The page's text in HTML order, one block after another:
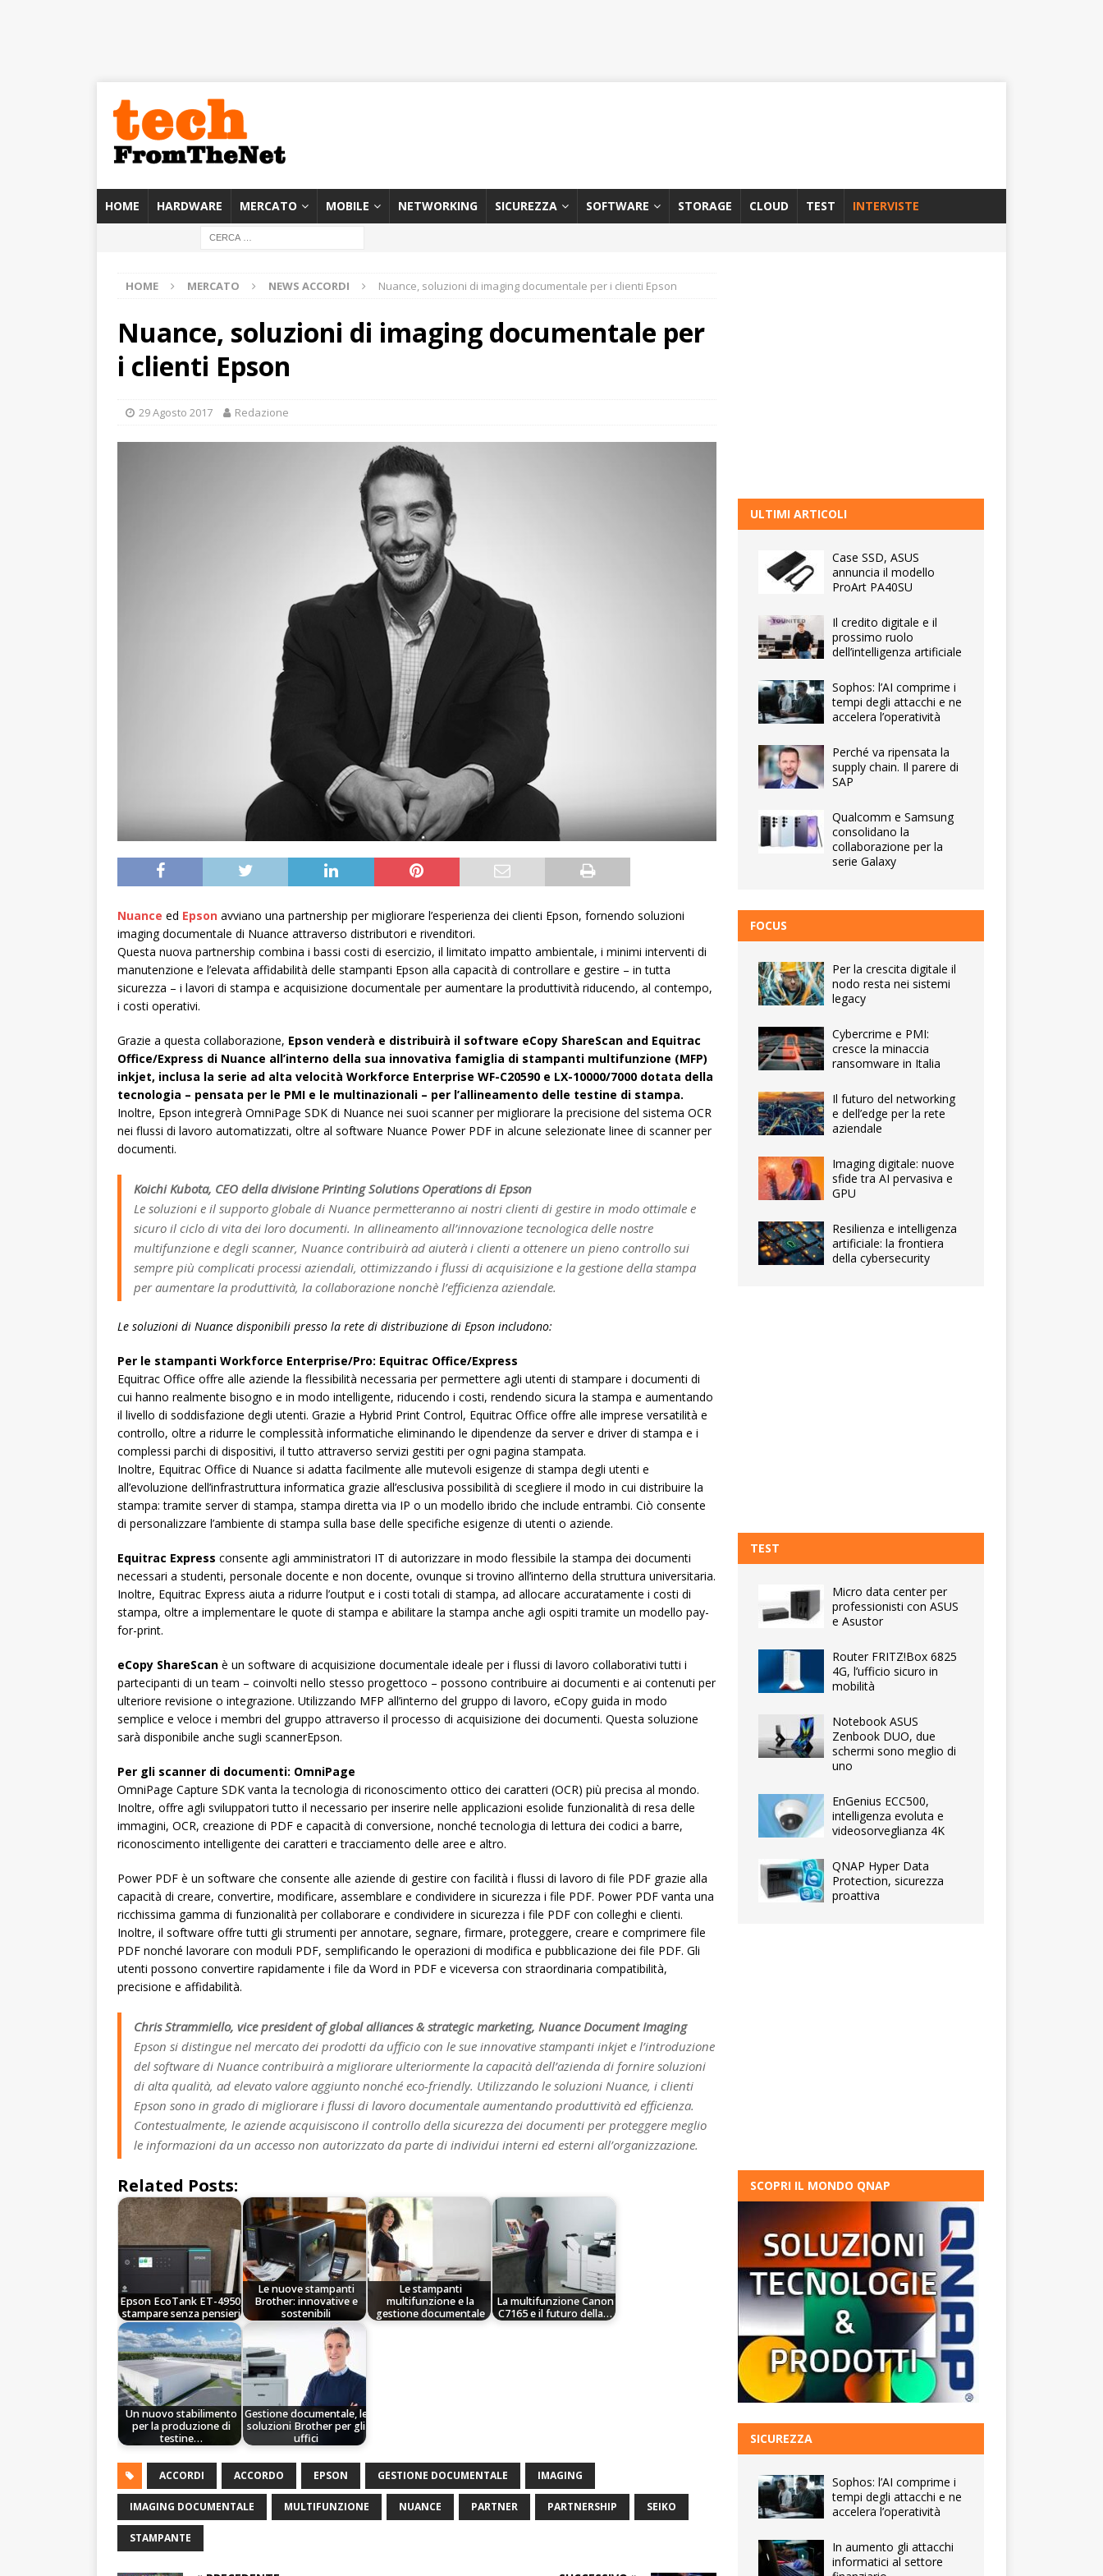
HOME HARDWARE MERCATO MOBILE NETWORKING SICUREZZA SOFTWARE STORAGE CLOUD TEST INTERVISTE
HOME MERCATO NEWS ACCORDI Nuance, soluzioni di imaging documentale per i clienti Epson
Nuance, soluzioni di imaging documentale per
i clienti Epson
29 Agosto 2017 Redazione
Nuance ed Epson avviano una partnership per migliorare l’esperienza dei clienti Epson, fornendo soluzioni
imaging documentale di Nuance attraverso distributori e rivenditori.
Questa nuova partnership combina i bassi costi di esercizio, il limitato impatto ambientale, i minimi interventi di
manutenzione e l’elevata affidabilità delle stampanti Epson alla capacità di controllare e gestire – in tutta
sicurezza – i lavori di stampa e acquisizione documentale per aumentare la produttività riducendo, al contempo,
i costi operativi.
Grazie a questa collaborazione, Epson venderà e distribuirà il software eCopy ShareScan and Equitrac
Office/Express di Nuance all’interno della sua innovativa famiglia di stampanti multifunzione (MFP)
inkjet, inclusa la serie ad alta velocità Workforce Enterprise WF-C20590 e LX-10000/7000 dotata della
tecnologia – pensata per le PMI e le multinazionali – per l’allineamento delle testine di stampa.
Inoltre, Epson integrerà OmniPage SDK di Nuance nei suoi scanner per migliorare la precisione del sistema OCR
nei flussi di lavoro automatizzati, oltre al software Nuance Power PDF in alcune selezionate linee di scanner per
documenti.
Koichi Kubota, CEO della divisione Printing Solutions Operations di Epson
Le soluzioni e il supporto globale di Nuance permetteranno ai nostri clienti di gestire in modo ottimale e
sicuro il ciclo di vita dei loro documenti. In allineamento all’innovazione tecnologica delle nostre
multifunzione e degli scanner, Nuance contribuirà ad aiuterà i clienti a ottenere un pieno controllo sui
sempre più complicati processi aziendali, ottimizzando i flussi di acquisizione e la gestione della stampa
per aumentare la produttività, la collaborazione nonchè l’efficienza aziendale.
Le soluzioni di Nuance disponibili presso la rete di distribuzione di Epson includono:
Per le stampanti Workforce Enterprise/Pro: Equitrac Office/Express
Equitrac Office offre alle aziende la flessibilità necessaria per permettere agli utenti di stampare i documenti di
cui hanno realmente bisogno e in modo intelligente, riducendo i costi, rendendo sicura la stampa e aumentando
il livello di soddisfazione degli utenti. Grazie a Hybrid Print Control, Equitrac Office offre alle imprese versatilità e
controllo, oltre a ridurre le complessità informatiche eliminando le dipendenze da server e driver di stampa e i
complessi parchi di dispositivi, il tutto attraverso servizi gestiti per ogni pagina stampata.
Inoltre, Equitrac Office di Nuance si adatta facilmente alle mutevoli esigenze di stampa degli utenti e
all’evoluzione dell’infrastruttura informatica grazie all’esclusiva possibilità di scegliere il modo in cui distribuire la
stampa: tramite server di stampa, stampa diretta via IP o un modello ibrido che include entrambi. Ciò consente
di personalizzare l’ambiente di stampa sulla base delle specifiche esigenze di utenti o aziende.
Equitrac Express consente agli amministratori IT di autorizzare in modo flessibile la stampa dei documenti
necessari a studenti, personale docente e non docente, ovunque si trovino all’interno della struttura universitaria.
Inoltre, Equitrac Express aiuta a ridurre l’output e i costi totali di stampa, ad allocare accuratamente i costi di
stampa, oltre a implementare le quote di stampa e abilitare la stampa anche agli ospiti tramite un modello pay-
for-print.
eCopy ShareScan è un software di acquisizione documentale ideale per i flussi di lavoro collaborativi tutti i
partecipanti di un team – coinvolti nello stesso progettoco – possono contribuire ai documenti e ai contenuti per
ulteriore revisione o integrazione. Utilizzando MFP all’interno del gruppo di lavoro, eCopy guida in modo
semplice e veloce i membri del gruppo attraverso il processo di acquisizione dei documenti. Questa soluzione
sarà disponibile anche sugli scannerEpson.
Per gli scanner di documenti: OmniPage
OmniPage Capture SDK vanta la tecnologia di riconoscimento ottico dei caratteri (OCR) più precisa al mondo.
Inoltre, offre agli sviluppatori tutto il necessario per inserire nelle applicazioni esolide funzionalità di resa delle
immagini, OCR, creazione di PDF e capacità di conversione, nonché tecnologia di lettura dei codici a barre,
riconoscimento intelligente dei caratteri e tracciamento delle aree e altro.
Power PDF è un software che consente alle aziende di gestire con facilità i flussi di lavoro di file PDF grazie alla
capacità di creare, convertire, modificare, assemblare e condividere in sicurezza i file PDF. Power PDF vanta una
ricchissima gamma di funzionalità per collaborare e condividere in sicurezza i file PDF con colleghi e clienti.
Inoltre, il software offre tutti gli strumenti per annotare, segnare, firmare, proteggere, creare e comprimere file
PDF nonché lavorare con moduli PDF, semplificando le operazioni di modifica e pubblicazione dei file PDF. Gli
utenti possono convertire rapidamente i file da Word in PDF e viceversa con straordinaria compatibilità,
precisione e affidabilità.
Chris Strammiello, vice president of global alliances & strategic marketing, Nuance Document Imaging
Epson si distingue nel mercato dei prodotti da ufficio con le sue innovative stampanti inkjet e l’introduzione
del software di Nuance contribuirà a migliorare ulteriormente la capacità dell’azienda di fornire soluzioni
di alta qualità, ad elevato valore aggiunto nonché eco-friendly. Utilizzando le soluzioni Nuance, i clienti
Epson sono in grado di migliorare i flussi di lavoro documentale aumentando produttività ed efficienza.
Contestualmente, le aziende acquisiscono il controllo della sicurezza dei documenti per proteggere meglio
le informazioni da un accesso non autorizzato da parte di individui interni ed esterni all’organizzazione.
Related Posts:
Epson EcoTank ET-4950,
stampare senza pensieri
Le nuove stampanti
Brother: innovative e
sostenibili
Le stampanti
multifunzione e la
gestione documentale
La multifunzione Canon
C7165 e il futuro della…
Un nuovo stabilimento
per la produzione di
testine…
Gestione documentale, le
soluzioni Brother per gli
uffici
ACCORDI ACCORDO EPSON GESTIONE DOCUMENTALE IMAGING
IMAGING DOCUMENTALE MULTIFUNZIONE NUANCE PARTNER PARTNERSHIP SEIKO
STAMPANTE
ULTIMI ARTICOLI
Case SSD, ASUS
annuncia il modello
ProArt PA40SU
Il credito digitale e il
prossimo ruolo
dell’intelligenza artificiale
Sophos: l’AI comprime i
tempi degli attacchi e ne
accelera l’operatività
Perché va ripensata la
supply chain. Il parere di
SAP
Qualcomm e Samsung
consolidano la
collaborazione per la
serie Galaxy
FOCUS
Per la crescita digitale il
nodo resta nei sistemi
legacy
Cybercrime e PMI:
cresce la minaccia
ransomware in Italia
Il futuro del networking
e dell’edge per la rete
aziendale
Imaging digitale: nuove
sfide tra AI pervasiva e
GPU
Resilienza e intelligenza
artificiale: la frontiera
della cybersecurity
TEST
Micro data center per
professionisti con ASUS
e Asustor
Router FRITZ!Box 6825
4G, l’ufficio sicuro in
mobilità
Notebook ASUS
Zenbook DUO, due
schermi sono meglio di
uno
EnGenius ECC500,
intelligenza evoluta e
videosorveglianza 4K
QNAP Hyper Data
Protection, sicurezza
proattiva
SCOPRI IL MONDO QNAP
SICUREZZA
Sophos: l’AI comprime i
tempi degli attacchi e ne
accelera l’operatività
In aumento gli attacchi
informatici al settore